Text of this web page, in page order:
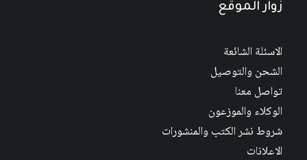
زوار الموقع
الاسئلة الشائعة
الشحن والتوصيل
تواصل معنا
الوكلاء والموزعون
شروط نشر الكتب والمنشورات
الاعلانات